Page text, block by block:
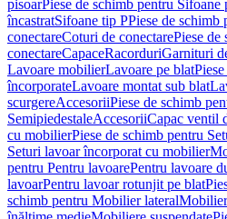
pisoarPiese de schimb pentru Sifoane
încastratSifoane tip PPiese de schimb
conectareCoturi de conectarePiese de
conectareCapaceRacorduriGarnituri
Lavoare mobilierLavoare pe blat
încorporateLavoare montat sub blat
scurgereAccesoriiPiese de schimb
SemipiedestaleAccesoriiCapac ventil
cu mobilierPiese de schimb pentru
Seturi lavoar încorporat cu mobilier
pentru Pentru lavoarePentru lavoare
lavoarPentru lavoar rotunjit pe blat
schimb pentru Mobilier lateral